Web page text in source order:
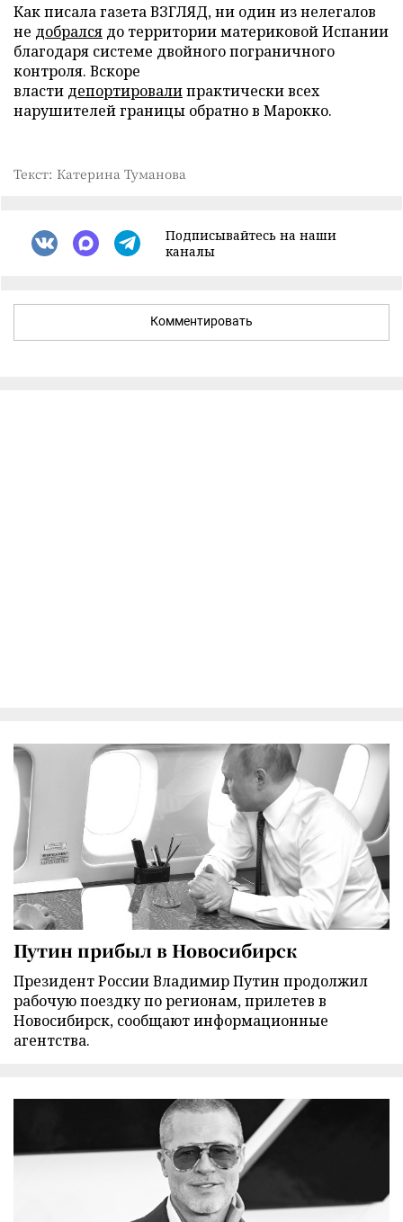
Как писала газета ВЗГЛЯД, ни один из нелегалов
не добрался до территории материковой Испании
благодаря системе двойного пограничного
контроля. Вскоре
власти депортировалипрактически всех
нарушителей границы обратно в Марокко.
Текст: Катерина Туманова
Подписывайтесь на наши
каналы
Комментировать
Путин прибыл в Новосибирск
Президент России Владимир Путин продолжил
рабочую поездку по регионам, прилетев в
Новосибирск, сообщают информационные
агентства.